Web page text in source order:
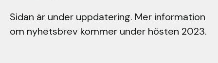
Sidan är under uppdatering. Mer information
om nyhetsbrev kommer under hösten 2023.